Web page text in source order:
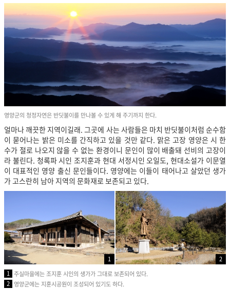
영양군의 청정자연은 반딧불이를 만나볼 수 있게 해 주기까지 한다.
얼마나 깨끗한 지역이길래. 그곳에 사는 사람들은 마치 반딧불이처럼 순수함
이 묻어나는 밝은 미소를 간직하고 있을 것만 같다. 맑은 고장 영양은 시 한
수가 절로 나오지 않을 수 없는 환경이니 문인이 많이 배출돼 선비의 고장이
라 불린다. 청록파 시인 조지훈과 현대 서정시인 오일도, 현대소설가 이문열
이 대표적인 영양 출신 문인들이다. 영양에는 이들이 태어나고 살았던 생가
가 고스란히 남아 지역의 문화재로 보존되고 있다.
1
2
1 주실마을에는 조지훈 시인의 생가가 그대로 보존되어 있다.
2 영양군에는 지훈시공원이 조성되어 있기도 하다.